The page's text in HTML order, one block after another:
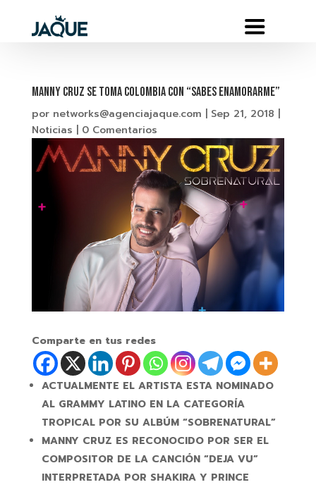
MANNY CRUZ Se toma COLOMBIA con “SABES ENAMORARME”
por networks@agenciajaque.com Sep 21, 2018
Noticias
0 Comentarios
Comparte en tus redes
ACTUALMENTE EL ARTISTA ESTA NOMINADO
AL GRAMMY LATINO EN LA CATEGORÍA
TROPICAL POR SU ALBÚM “SOBRENATURAL”
MANNY CRUZ ES RECONOCIDO POR SER EL
COMPOSITOR DE LA CANCIÓN “DEJA VU”
INTERPRETADA POR SHAKIRA Y PRINCE